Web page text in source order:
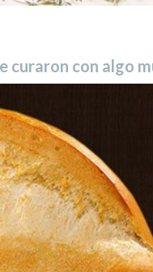
curaron con algo